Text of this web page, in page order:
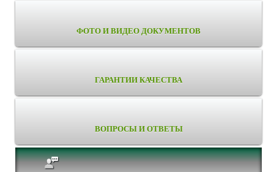
ФОТО И ВИДЕО ДОКУМЕНТОВ
ГАРАНТИИ КАЧЕСТВА
ВОПРОСЫ И ОТВЕТЫ